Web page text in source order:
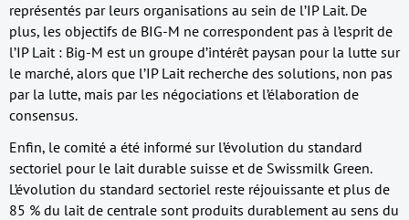
représentés par leurs organisations au sein de l’IP Lait. De
plus, les objectifs de BIG-M ne correspondent pas à l’esprit de
l’IP Lait : Big-M est un groupe d’intérêt paysan pour la lutte sur
le marché, alors que l’IP Lait recherche des solutions, non pas
par la lutte, mais par les négociations et l’élaboration de
consensus.
Enfin, le comité a été informé sur l’évolution du standard
sectoriel pour le lait durable suisse et de Swissmilk Green.
L’évolution du standard sectoriel reste réjouissante et plus de
85 % du lait de centrale sont produits durablement au sens du